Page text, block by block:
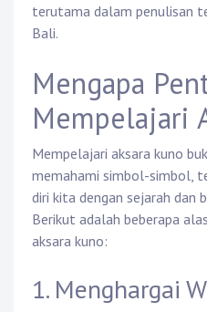
terutama dalam penulisan
Bali.
Mengapa
Mempelajari
Mempelajari aksara kuno
memahami simbol-simbol,
diri kita dengan sejarah dan
Berikut adalah beberapa
aksara kuno:
1. Menghargai